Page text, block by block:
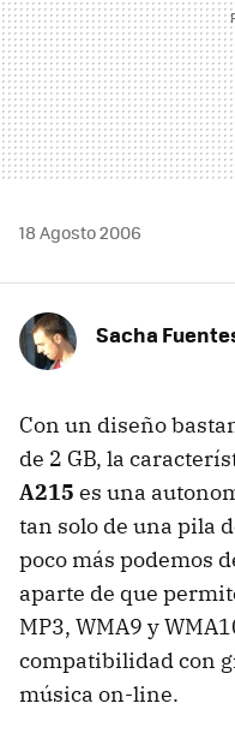
18 Agosto 2006
Sacha
Con un diseño
de 2 GB, la
A215 es una
tan solo de una pila
poco más podemos
aparte de que
MP3, WMA9 y
compatibilidad con
música on-line.